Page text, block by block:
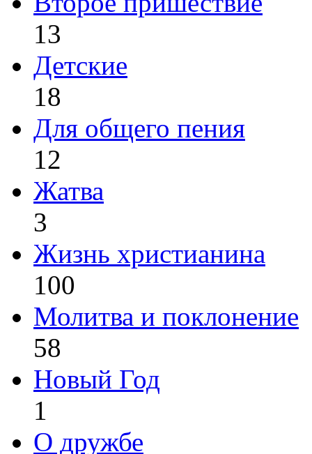
13
Детские
18
Для общего пения
12
Жатва
3
Жизнь христианина
100
Молитва и поклонение
58
Новый Год
1
О дружбе